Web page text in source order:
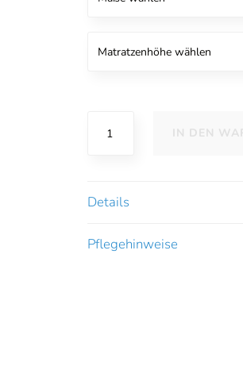
Sensible
Reißverschluss
IN DEN
Details
Pflegehinweise